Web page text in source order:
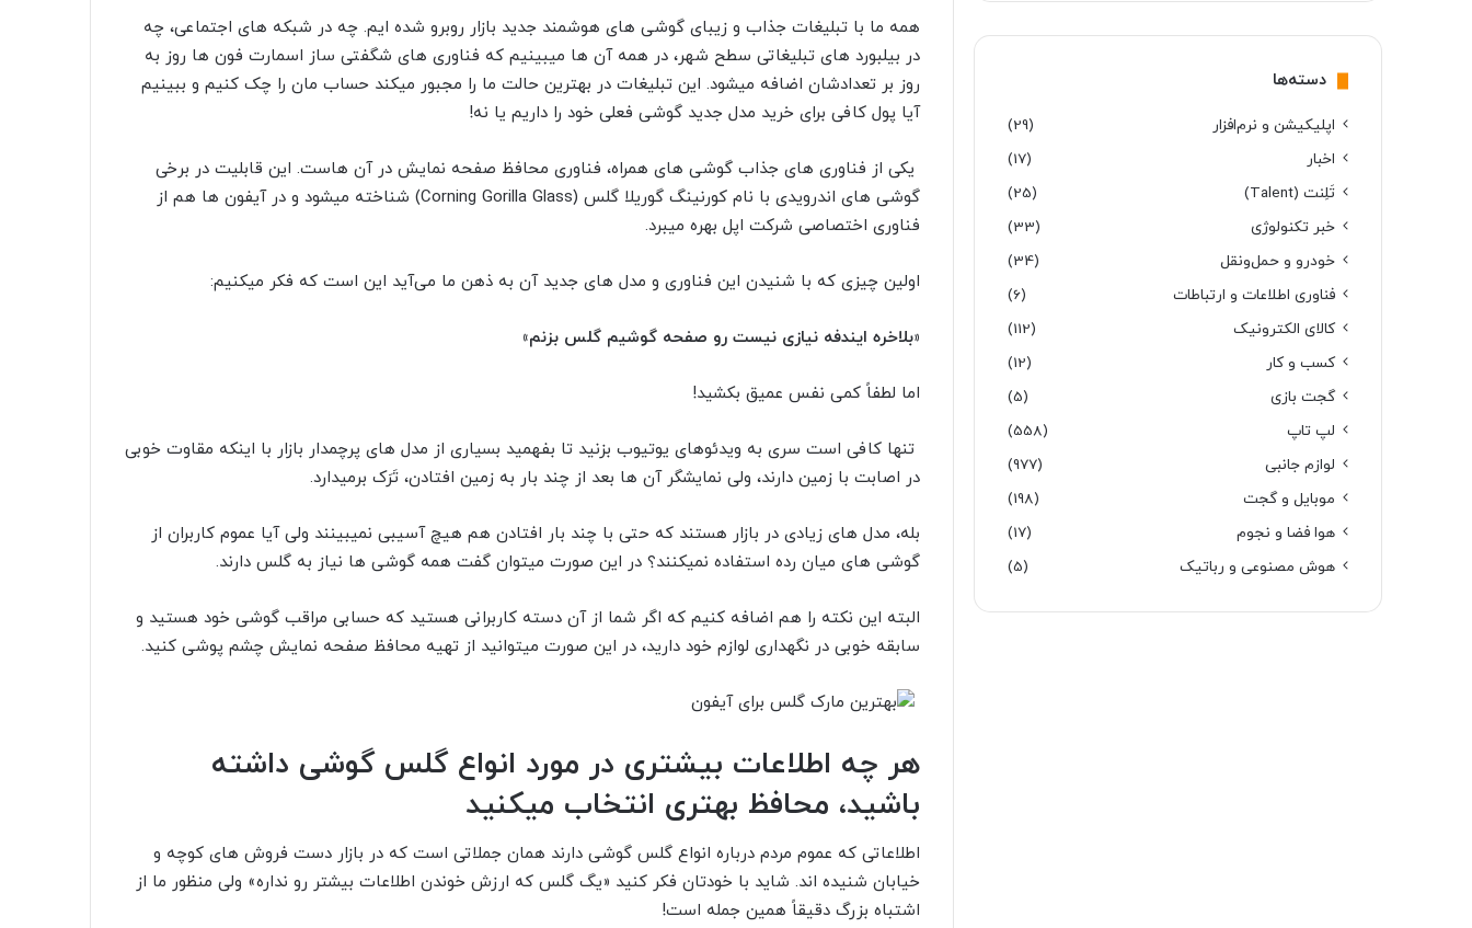
همه ما با تبلیغات جذاب و زیبای گوشی های هوشمند جدید بازار روبرو شده ایم. چه در شبکه های اجتماعی، چه
در بیلبورد های تبلیغاتی سطح شهر، در همه آن ها میبینیم که فناوری های شگفتی ساز اسمارت فون ها روز به
روز بر تعدادشان اضافه میشود. این تبلیغات در بهترین حالت ما را مجبور میکند حساب مان را چک کنیم و ببینیم
آیا پول کافی برای خرید مدل جدید گوشی فعلی خود را داریم یا نه!
یکی از فناوری های جذاب گوشی های همراه، فناوری محافظ صفحه نمایش در آن هاست. این قابلیت در برخی
گوشی های اندرویدی با نام کورنینگ گوریلا گلس (Corning Gorilla Glass) شناخته میشود و در آیفون ها هم از
فناوری اختصاصی شرکت اپل بهره میبرد.
اولین چیزی که با شنیدن این فناوری و مدل های جدید آن به ذهن ما می‌آید این است که فکر میکنیم:
«بلاخره ایندفه نیازی نیست رو صفحه گوشیم گلس بزنم»
اما لطفاً کمی نفس عمیق بکشید!
تنها کافی است سری به ویدئوهای یوتیوب بزنید تا بفهمید بسیاری از مدل های پرچمدار بازار با اینکه مقاوت خوبی
در اصابت با زمین دارند، ولی نمایشگر آن ها بعد از چند بار به زمین افتادن، تَرَک برمیدارد.
بله، مدل های زیادی در بازار هستند که حتی با چند بار افتادن هم هیچ آسیبی نمیبینند ولی آیا عموم کاربران از
گوشی های میان رده استفاده نمیکنند؟ در این صورت میتوان گفت همه گوشی ها نیاز به گلس دارند.
البته این نکته را هم اضافه کنیم که اگر شما از آن دسته کاربرانی هستید که حسابی مراقب گوشی خود هستید و
سابقه خوبی در نگهداری لوازم خود دارید، در این صورت میتوانید از تهیه محافظ صفحه نمایش چشم پوشی کنید.
هر چه اطلاعات بیشتری در مورد انواع گلس گوشی داشته
باشید، محافظ بهتری انتخاب میکنید
اطلاعاتی که عموم مردم درباره انواع گلس گوشی دارند همان جملاتی است که در بازار دست فروش های کوچه و
خیابان شنیده اند. شاید با خودتان فکر کنید «یگ گلس که ارزش خوندن اطلاعات بیشتر رو نداره» ولی منظور ما از
اشتباه بزرگ دقیقاً همین جمله است!
دسته‌ها
اپلیکیشن و نرم‌افزار
(29)
اخبار
(17)
تَلِنت (Talent)
(25)
خبر تکنولوژی
(33)
خودرو و حمل‌و‌نقل
(34)
فناوری اطلاعات و ارتباطات
(6)
کالای الکترونیک
(112)
کسب و کار
(12)
گجت بازی
(5)
لپ تاپ
(558)
لوازم جانبی
(977)
موبایل و گجت
(198)
هوا فضا و نجوم
(17)
هوش مصنوعی و رباتیک
(5)